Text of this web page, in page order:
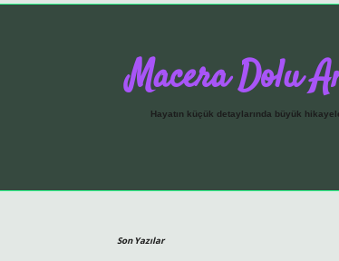
Macera Dolu
Hayatın küçük detaylarında büyük
Son Yazılar